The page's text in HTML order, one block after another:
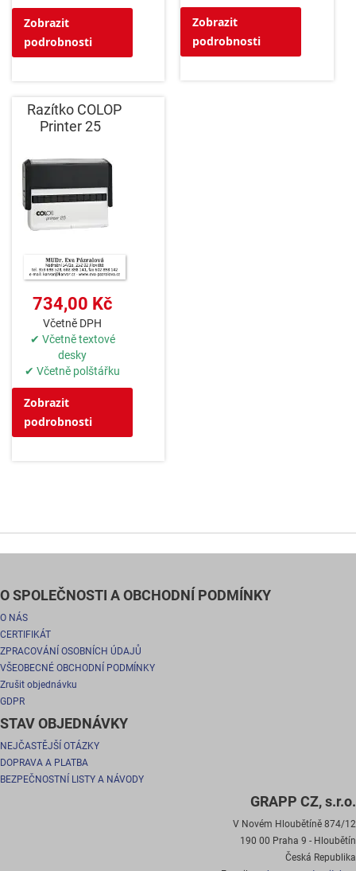
Zobrazit
podrobnosti
Zobrazit
podrobnosti
Razítko COLOP
Printer 25
734,00 Kč
Včetně DPH
✔ Včetně textové
desky
✔ Včetně polštářku
Zobrazit
podrobnosti
O SPOLEČNOSTI A OBCHODNÍ PODMÍNKY
O NÁS
CERTIFIKÁT
ZPRACOVÁNÍ OSOBNÍCH ÚDAJŮ
VŠEOBECNÉ OBCHODNÍ PODMÍNKY
Zrušit objednávku
GDPR
STAV OBJEDNÁVKY
NEJČASTĚJŠÍ OTÁZKY
DOPRAVA A PLATBA
BEZPEČNOSTNÍ LISTY A NÁVODY
GRAPP CZ, s.r.o.
V Novém Hloubětíně 874/12
190 00 Praha 9 - Hloubětín
Česká Republika